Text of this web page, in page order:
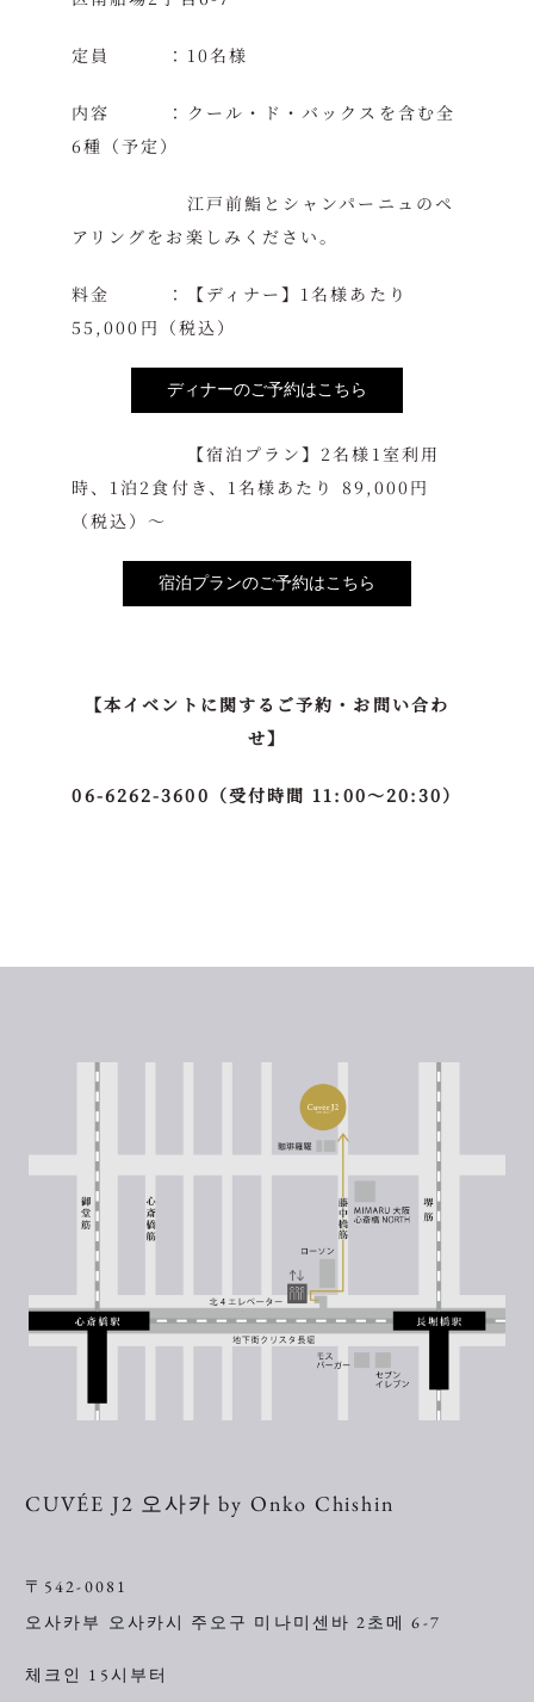
定員 ：10名様
内容 ：クール・ド・バックスを含む全
6種（予定）
江戸前鮨とシャンパーニュのペ
アリングをお楽しみください。
料金 ：【ディナー】1名様あたり
55,000円（税込）
ディナーのご予約はこちら
【宿泊プラン】2名様1室利用
時、1泊2食付き、1名様あたり 89,000円
（税込）～
宿泊プランのご予約はこちら
【本イベントに関するご予約・お問い合わ
せ】
06-6262-3600（受付時間 11:00～20:30）
CUVÉE J2 오사카 by Onko Chishin
〒542-0081
오사카부 오사카시 주오구 미나미센바 2초메 6-7
체크인 15시부터